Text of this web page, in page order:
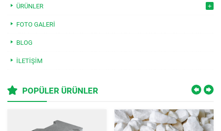
ÜRÜNLER
FOTO GALERI
BLOG
İLETIŞIM
POPÜLER ÜRÜNLER